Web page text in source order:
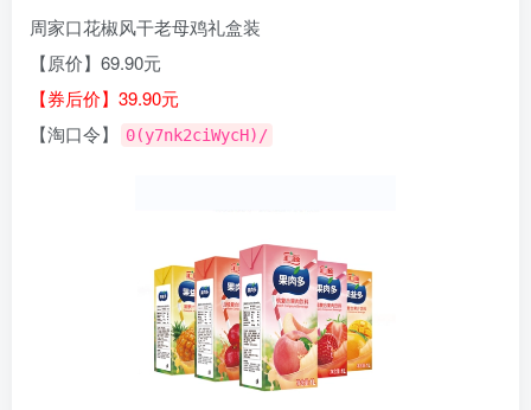
周家口花椒风干老母鸡礼盒装
【原价】69.90元
【券后价】39.90元
【淘口令】
0(y7nk2ciWycH)/